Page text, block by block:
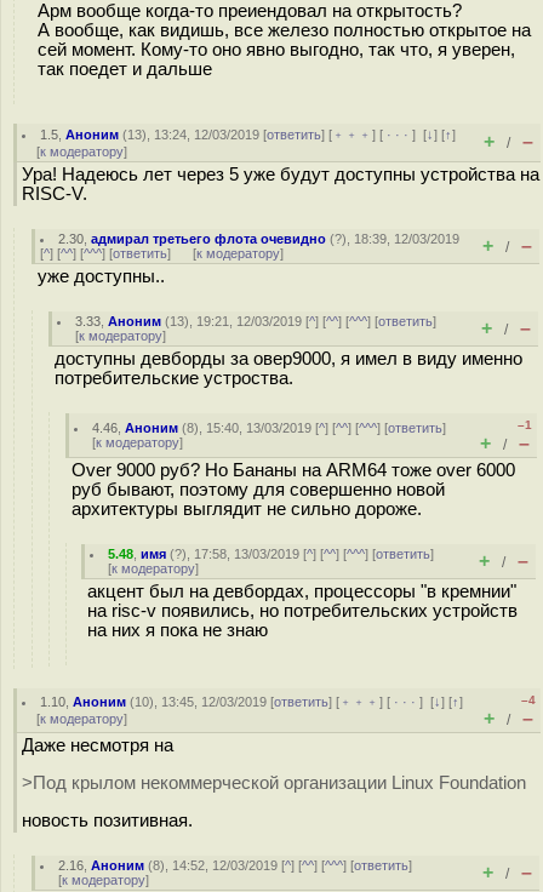
Арм вообще когда-то преиендовал на открытость?
А вообще, как видишь, все железо полностью открытое на
сей момент. Кому-то оно явно выгодно, так что, я уверен,
так поедет и дальше
1.5 ,Аноним (13), 13:24, 12/03/2019 [ответить] [ ﹢﹢﹢] [ · · ·][↓] [↑]
[к модератору] + / –
Ура! Надеюсь лет через 5 уже будут доступны устройства на
RISC-V.
2.30 ,адмирал третьего флота очевидно (?), 18:39, 12/03/2019
[^] [^^] [^^^] [ответить] [к модератору] + / –
уже доступны..
3.33 ,Аноним (13), 19:21, 12/03/2019 [^] [^^] [^^^] [ответить]
[к модератору] + / –
доступны девборды за овер9000, я имел в виду именно
потребительские устроства.
4.46 ,Аноним (8), 15:40, 13/03/2019 [^] [^^] [^^^] [ответить]
[к модератору]
–1
+ / –
Over 9000 руб? Но Бананы на ARM64 тоже over 6000
руб бывают, поэтому для совершенно новой
архитектуры выглядит не сильно дороже.
5.48 ,имя (?), 17:58, 13/03/2019 [^] [^^] [^^^] [ответить]
[к модератору] + / –
акцент был на девбордах, процессоры "в кремнии"
на risc-v появились, но потребительских устройств
на них я пока не знаю
1.10 ,Аноним (10), 13:45, 12/03/2019 [ответить] [ ﹢﹢﹢] [ · · ·][↓] [↑]
[к модератору]
–4
+ / –
Даже несмотря на
>Под крылом некоммерческой организации Linux Foundation
новость позитивная.
2.16 ,Аноним (8), 14:52, 12/03/2019 [^] [^^] [^^^] [ответить]
[к модератору] + / –